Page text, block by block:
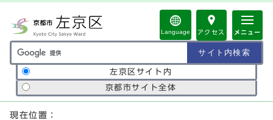
Language アクセス メニュー
サイト内検索の範囲
左京区サイト内
京都市サイト全体
ここから本文です
現在位置：